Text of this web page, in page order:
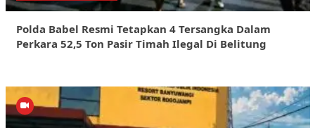
Polda Babel Resmi Tetapkan 4 Tersangka Dalam
Perkara 52,5 Ton Pasir Timah Ilegal Di Belitung